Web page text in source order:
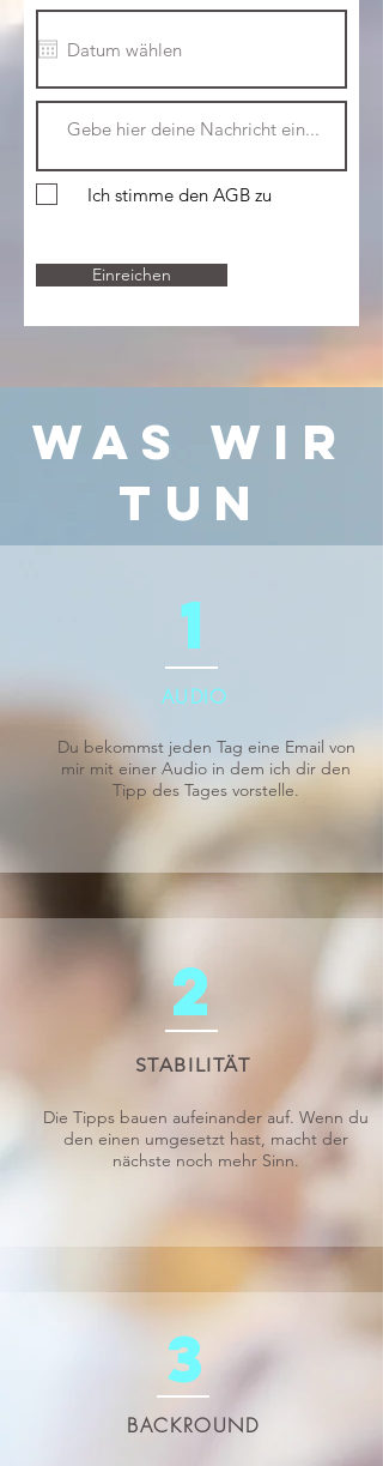
Ich stimme den AGB zu
Einreichen
Was wir
tun
1
AUDIO
Du bekommst jeden Tag eine Email von
mir mit einer Audio in dem ich dir den
Tipp des Tages vorstelle.
2
STABILITÄT
Die Tipps bauen aufeinander auf. Wenn du
den einen umgesetzt hast, macht der
nächste noch mehr Sinn.
3
BACKROUND